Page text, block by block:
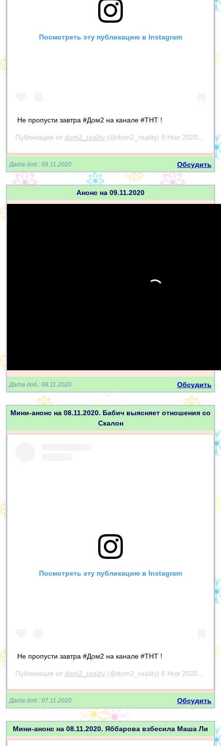
Посмотреть эту публикацию в Instagram
Не пропусти завтра #Дом2 на канале #ТНТ !
Публикация от dom2_reality (@dom2_reality) 8 Ноя 2020 в 1:37 PST
Дата доб.: 09.11.2020 Обсудить
Анонс на 09.11.2020
Дата доб.: 08.11.2020 Обсудить
Мини-анонс на 08.11.2020. Бабич выясняет отношения со
Скалон
Посмотреть эту публикацию в Instagram
Не пропусти завтра #Дом2 на канале #ТНТ !
Публикация от dom2_reality (@dom2_reality) 6 Ноя 2020 в 11:01 PST
Дата доб.: 07.11.2020 Обсудить
Мини-анонс на 08.11.2020. Яббарова взбесила Маша Ли